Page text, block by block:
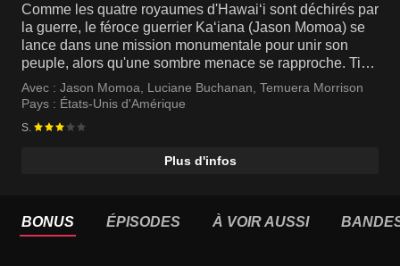
Comme les quatre royaumes d'Hawaiʻi sont déchirés par
la guerre, le féroce guerrier Kaʻiana (Jason Momoa) se
lance dans une mission monumentale pour unir son
peuple, alors qu'une sombre menace se rapproche. Tiré
de faits historiques.
Avec : Jason Momoa, Luciane Buchanan, Temuera Morrison
Pays : États-Unis d'Amérique
S.
Plus d'infos
BONUS ÉPISODES À VOIR AUSSI